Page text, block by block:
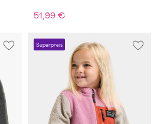
51,99 €
Superpreis